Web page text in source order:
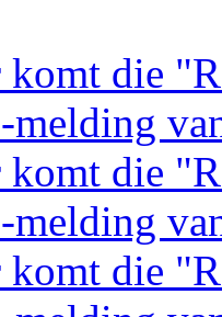
die
die
die